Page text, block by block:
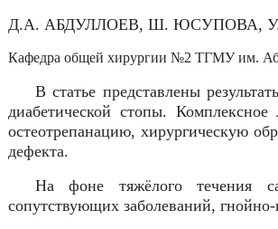
Д.А. АБДУЛЛОЕВ, Ш. ЮСУПОВА,
Кафедра общей хирургии №2 ТГМУ им.
В статье представлены
диабетической стопы.
остеотрепанацию, хирургическую
дефекта.
На фоне тяжёлого течения
сопутствующих заболеваний,